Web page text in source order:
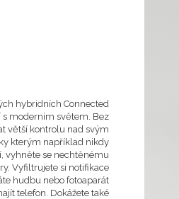
hybridních Connected
s moderním světem. Bez
větší kontrolu nad svým
kterým například nikdy
vyhněte se nechtěnému
Vyfiltrujete si notifikace
hudbu nebo fotoaparát
telefon. Dokážete také